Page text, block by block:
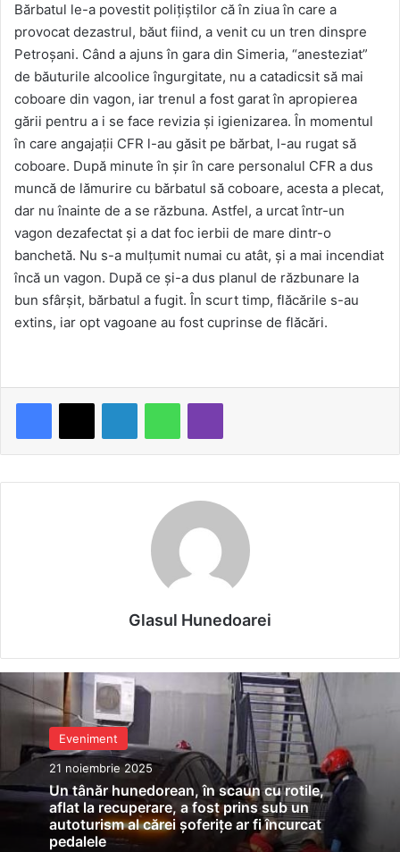
Bărbatul le-a povestit poliţiştilor că în ziua în care a
provocat dezastrul, băut fiind, a venit cu un tren dinspre
Petroşani. Când a ajuns în gara din Simeria, “anesteziat”
de băuturile alcoolice îngurgitate, nu a catadicsit să mai
coboare din vagon, iar trenul a fost garat în apropierea
gării pentru a i se face revizia şi igienizarea. În momentul
în care angajaţii CFR l-au găsit pe bărbat, l-au rugat să
coboare. După minute în şir în care personalul CFR a dus
muncă de lămurire cu bărbatul să coboare, acesta a plecat,
dar nu înainte de a se răzbuna. Astfel, a urcat într-un
vagon dezafectat şi a dat foc ierbii de mare dintr-o
banchetă. Nu s-a mulţumit numai cu atât, şi a mai incendiat
încă un vagon. După ce şi-a dus planul de răzbunare la
bun sfârşit, bărbatul a fugit. În scurt timp, flăcările s-au
extins, iar opt vagoane au fost cuprinse de flăcări.
LinkedIn WhatsApp
Glasul Hunedoarei
Eveniment
21 noiembrie 2025
Un tânăr hunedorean, în scaun cu rotile,
aflat la recuperare, a fost prins sub un
autoturism al cărei șoferițe ar fi încurcat
pedalele